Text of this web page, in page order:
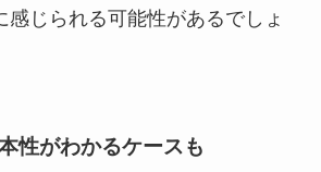
感じられる可能性があるでしょ
性がわかるケースも